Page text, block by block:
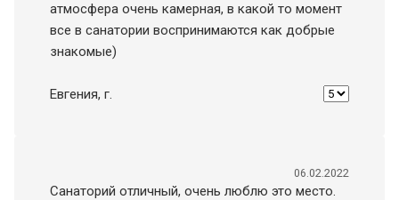
атмосфера очень камерная, в какой то момент
все в санатории воспринимаются как добрые
знакомые)
Евгения, г.
06.02.2022
Санаторий отличный, очень люблю это место.